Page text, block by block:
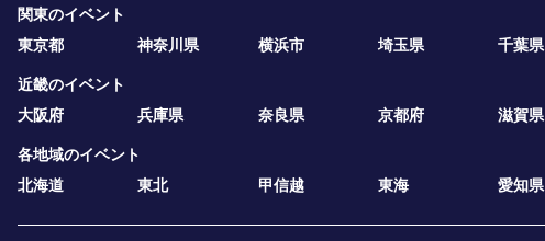
関東のイベント
東京都
神奈川県 横浜市 埼玉県 千葉県
近畿のイベント
大阪府
兵庫県 奈良県 京都府 滋賀県
各地域のイベント
北海道
東北 甲信越 東海 愛知県